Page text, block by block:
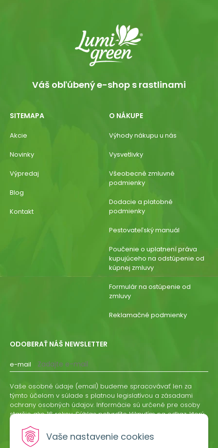
Vaše nastavenie cookies
Váš obľúbený e-shop s rastlinami
SITEMAPA
Akcie
Novinky
Výpredaj
Blog
Kontakt
O NÁKUPE
Výhody nákupu u nás
Vysvetlivky
Všeobecné zmluvné
podmienky
Dodacie a platobné
podmienky
Pestovateľský manuál
Poučenie o uplatnení práva
kupujúceho na odstúpenie od
kúpnej zmluvy
Formulár na ostúpenie od
zmluvy
Reklamačné podmienky
ODOBERAŤ NÁŠ NEWSLETTER
e-mail
Vaše osobné údaje (email) budeme spracovávať len za
týmto účelom v súlade s platnou legislatívou a zásadami
ochrany osobných údajov. Informácie sú určené pre osoby
staršie ako 16 rokov. Súhlas potvrdíte kliknutím na odkaz, ktorý
odvolať písomne, emailom alebo kliknutím na odkaz z
ktoréhokoľvek informačného emailu.